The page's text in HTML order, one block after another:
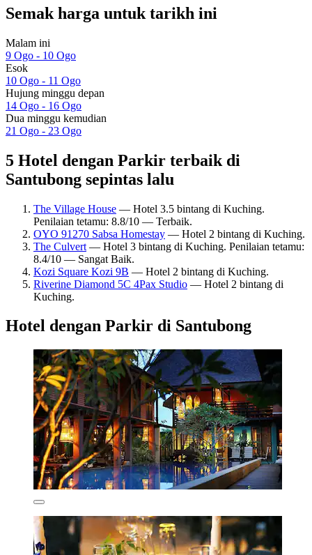
Semak harga untuk tarikh ini
Malam ini
9 Ogo - 10 Ogo
Esok
10 Ogo - 11 Ogo
Hujung minggu depan
14 Ogo - 16 Ogo
Dua minggu kemudian
21 Ogo - 23 Ogo
5 Hotel dengan Parkir terbaik di
Santubong sepintas lalu
The Village House — Hotel 3.5 bintang di Kuching.
Penilaian tetamu: 8.8/10 — Terbaik.
OYO 91270 Sabsa Homestay — Hotel 2 bintang di Kuching.
The Culvert — Hotel 3 bintang di Kuching. Penilaian tetamu:
8.4/10 — Sangat Baik.
Kozi Square Kozi 9B — Hotel 2 bintang di Kuching.
Riverine Diamond 5C 4Pax Studio — Hotel 2 bintang di
Kuching.
Hotel dengan Parkir di Santubong